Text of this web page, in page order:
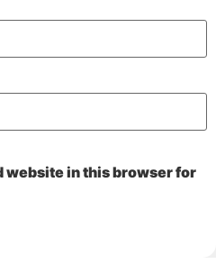
website in this browser for